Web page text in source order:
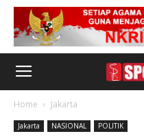
Home Jakarta
Jakarta NASIONAL POLITIK